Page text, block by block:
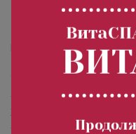
PRX-T33 терапия: новая
Стоимость
Химический пилинг PRX-